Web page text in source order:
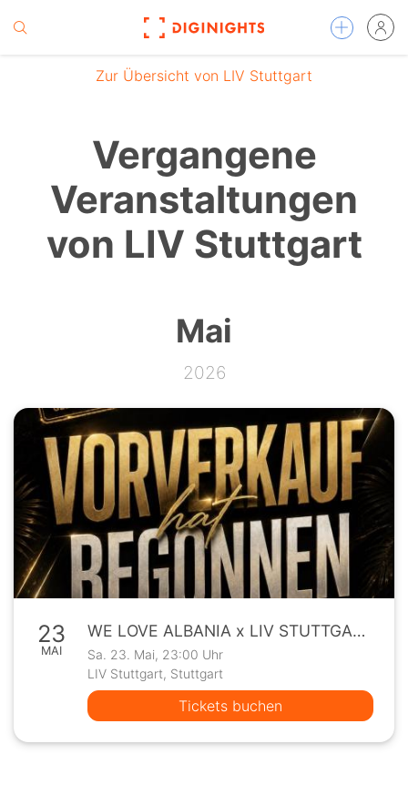
Zur Übersicht von LIV Stuttgart
Vergangene
Veranstaltungen
von LIV Stuttgart
Mai
2026
23
MAI
WE LOVE ALBANIA x LIV STUTTGART x 23.05
Sa. 23. Mai, 23:00 Uhr
LIV Stuttgart, Stuttgart
Tickets buchen